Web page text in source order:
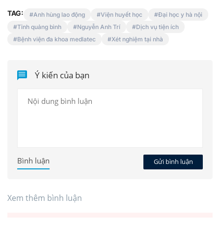
TAG: Anh hùng lao động Viện huyết học
Đại học y hà nội
Tỉnh quảng bình
Nguyễn Anh Trí
Dịch vụ tiện ích
Bệnh viện đa khoa medlatec
Xét nghiệm tại nhà
Ý kiến của bạn
Gửi bình luận
Bình luận
Xem thêm bình luận